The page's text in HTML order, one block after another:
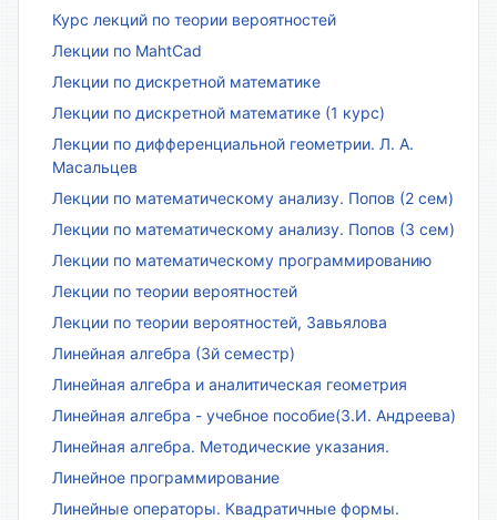
Курс лекций по теории вероятностей
Лекции по MahtCad
Лекции по дискретной математике
Лекции по дискретной математике (1 курс)
Лекции по дифференциальной геометрии. Л. А.
Масальцев
Лекции по математическому анализу. Попов (2 сем)
Лекции по математическому анализу. Попов (3 сем)
Лекции по математическому программированию
Лекции по теории вероятностей
Лекции по теории вероятностей, Завьялова
Линейная алгебра (3й семестр)
Линейная алгебра и аналитическая геометрия
Линейная алгебра - учебное пособие(З.И. Андреева)
Линейная алгебра. Методические указания.
Линейное программирование
Линейные операторы. Квадратичные формы.